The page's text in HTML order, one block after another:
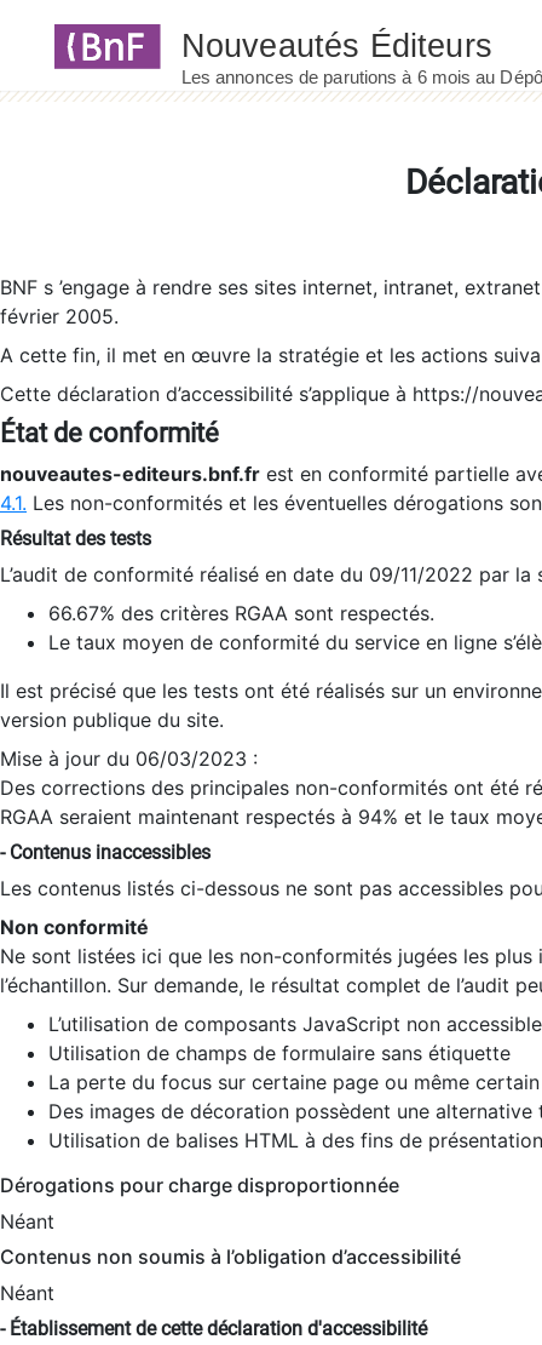
BNF s ’engage à rendre ses sites internet, intranet,
février 2005.
A cette fin, il met en œuvre la stratégie et les actions
Cette déclaration d’accessibilité s’applique à https://
État de conformité
nouveautes-editeurs.bnf.fr est en conformité partielle
4.1. Les non-conformités et les éventuelles dérogations
Résultat des tests
L’audit de conformité réalisé en date du 09/11/2022 par
66.67% des critères RGAA sont respectés.
Le taux moyen de conformité du service en ligne
Il est précisé que les tests ont été réalisés sur un
version publique du site.
Mise à jour du 06/03/2023 :
Des corrections des principales non-conformités ont été
RGAA seraient maintenant respectés à 94% et le taux
- Contenus inaccessibles
Les contenus listés ci-dessous ne sont pas accessibles
Non conformité
Ne sont listées ici que les non-conformités jugées les
l’échantillon. Sur demande, le résultat complet de l’audit
L’utilisation de composants JavaScript non
Utilisation de champs de formulaire sans étiquette
La perte du focus sur certaine page ou même
Des images de décoration possèdent une alternative
Utilisation de balises HTML à des fins de
Dérogations pour charge disproportionnée
Néant
Contenus non soumis à l’obligation d’accessibilité
Néant
- Établissement de cette déclaration d'accessibilité